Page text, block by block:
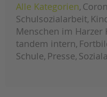
PROFIL | LEITBILD
Bereiche im Überblick
Kinder- und Jugendschutz
Unsere Videos
Gesellschafter VdK
Alle Kategorien
Schulsozialarbeit
Menschen im Harzer
tandem intern
Schule Presse